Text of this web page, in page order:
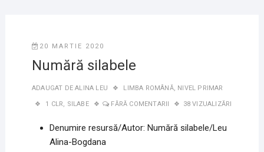
20 MARTIE 2020
Numără silabele
ADAUGAT DEALINA LEU LIMBA ROMÂNĂ, NIVEL PRIMAR
1 CLR, SILABE FĂRĂ COMENTARII 38 VIZUALIZĂRI
Denumire resursă/Autor: Numără silabele/Leu
Alina-Bogdana